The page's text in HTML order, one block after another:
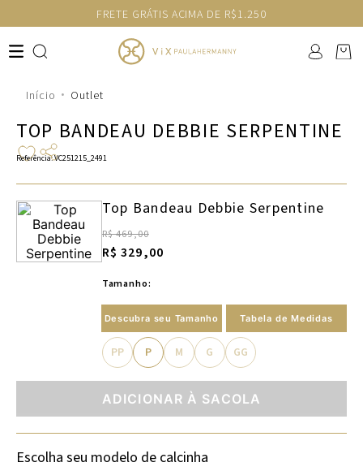
FRETE GRÁTIS ACIMA DE R$1.250
Outlet
TOP BANDEAU DEBBIE SERPENTINE
Referência:VC251215_2491
Top Bandeau Debbie Serpentine
R$ 469,00
R$ 329,00
Tamanho:
Descubra seu Tamanho Tabela de Medidas
PP P M G GG
ADICIONAR À SACOLA
Escolha seu modelo de calcinha